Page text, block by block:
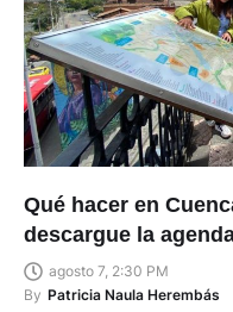
Qué hacer en
descargue la
agosto 7, 2:30 PM
By Patricia Naula Herembás